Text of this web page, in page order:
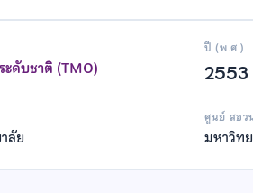
ดับชาติ (TMO)
ปี (พ.ศ.)
2553
ลัย
ศูนย์ สอว
มหาวิท